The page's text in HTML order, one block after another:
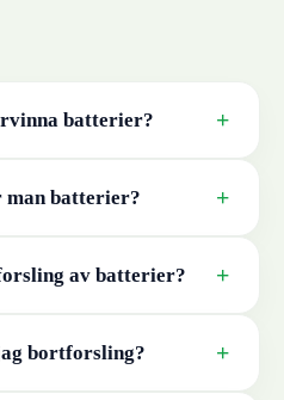
batterier? +
man batterier? +
av batterier? +
bortforsling? +